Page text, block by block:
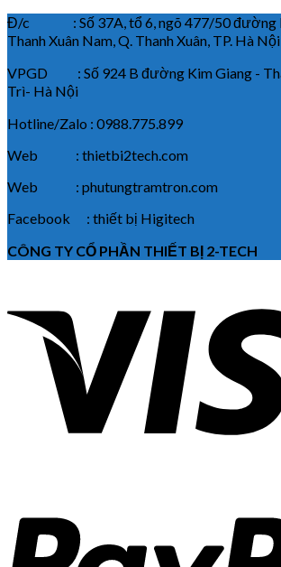
Đ/c : Số 37A, tổ 6, ngõ 477/50 đường
Thanh Xuân Nam, Q. Thanh Xuân, TP. Hà Nội
VPGD : Số 924 B đường Kim Giang -
Trì- Hà Nội
Hotline/Zalo : 0988.775.899
Web : thietbi2tech.com
Web : phutungtramtron.com
Facebook : thiết bị Higitech
CÔNG TY CỔ PHẦN THIẾT BỊ 2-TECH